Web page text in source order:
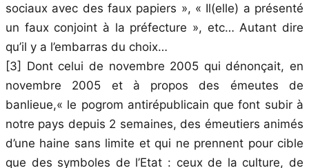
sociaux avec des faux papiers », « Il(elle) a présenté
un faux conjoint à la préfecture », etc… Autant dire
qu’il y a l’embarras du choix…
[3] Dont celui de novembre 2005 qui dénonçait, en
novembre 2005 et à propos des émeutes de
banlieue,« le pogrom antirépublicain que font subir à
notre pays depuis 2 semaines, des émeutiers animés
d’une haine sans limite et qui ne prennent pour cible
que des symboles de l’Etat : ceux de la culture, de